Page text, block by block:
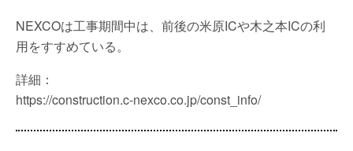
NEXCOは工事期間中は、前後の米原ICや木之本ICの利
用をすすめている。
詳細：
https://construction.c-nexco.co.jp/const_info/